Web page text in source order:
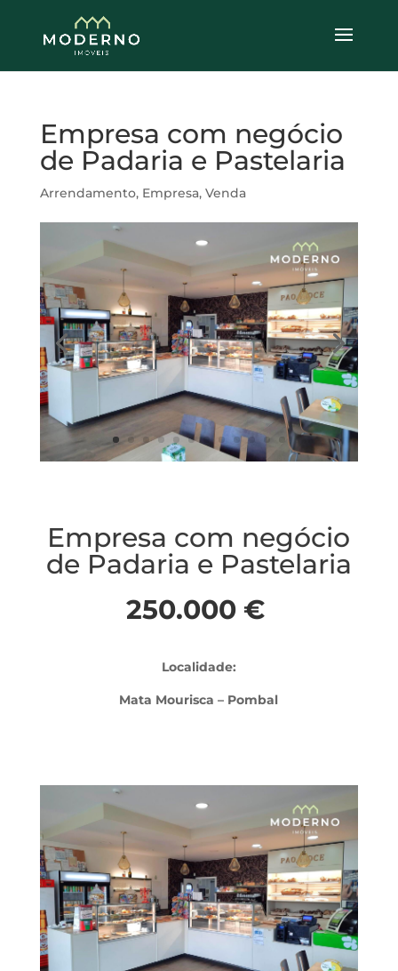
Empresa com negócio
de Padaria e Pastelaria
Arrendamento, Empresa, Venda
Empresa com negócio
de Padaria e Pastelaria
250.000 €
Localidade:
Mata Mourisca – Pombal